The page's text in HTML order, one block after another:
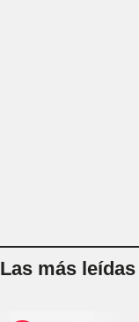
Las más leídas